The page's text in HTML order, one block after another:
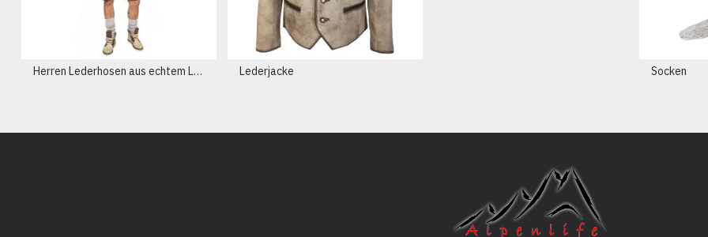
Herren Lederhosen aus echtem Leder Lederjacke Socken